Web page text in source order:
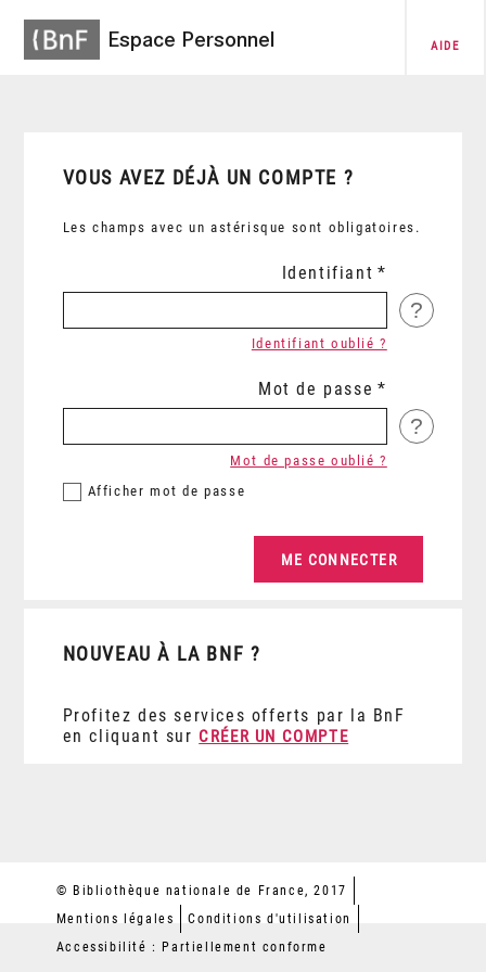
Espace Personnel AIDE
VOUS AVEZ DÉJÀ UN COMPTE ?
Les champs avec un astérisque sont obligatoires.
Identifiant
?
Identifiant oublié ?
Mot de passe
?
Afficher mot de passe
Mot de passe oublié ?
NOUVEAU À LA BNF ?
Profitez des services offerts par la BnF
en cliquant sur CRÉER UN COMPTE
© Bibliothèque nationale de France, 2017
Mentions légales
Conditions d'utilisation
Accessibilité : Partiellement conforme